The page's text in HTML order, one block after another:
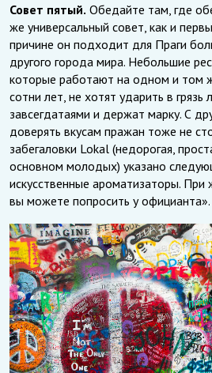
Совет пятый. Обедайте там, где
же универсальный совет, как и
причине он подходит для Праги
другого города мира. Небольшие
которые работают на одном и том
сотни лет, не хотят ударить в
завсегдатаями и держат марку. С
доверять вкусам пражан тоже не
забегаловки Lokal (недорогая,
основном молодых) указано
искусственные ароматизаторы. При
вы можете попросить у